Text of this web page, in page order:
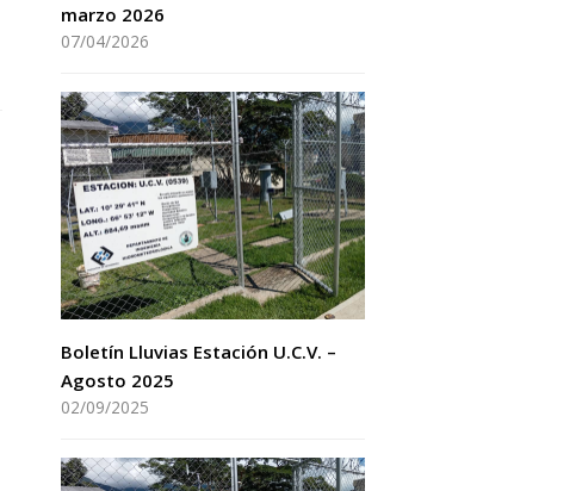
marzo 2026
07/04/2026
Boletín Lluvias Estación U.C.V. –
Agosto 2025
02/09/2025